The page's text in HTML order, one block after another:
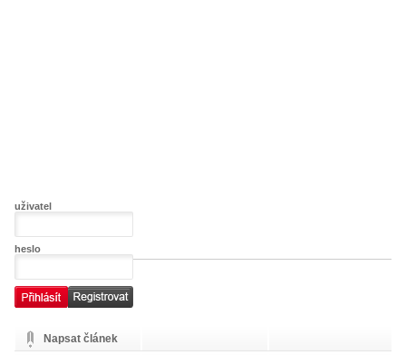
uživatel
heslo
Napsat článek